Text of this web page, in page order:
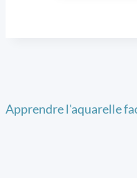
Apprendre l'aquarelle